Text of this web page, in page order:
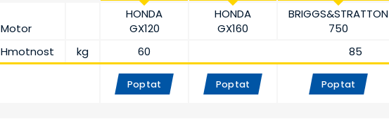
Motor
HONDA
GX120
HONDA
GX160
BRIGGS&STRATTON
750
Hmotnost kg 60 85
Poptat Poptat Poptat